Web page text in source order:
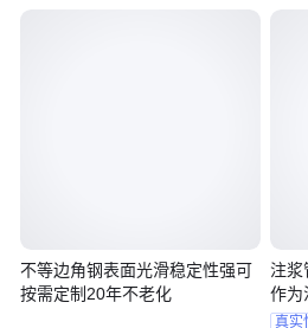
不等边角钢表面光滑稳定性强可
按需定制20年不老化
注浆
作为
降板
真实